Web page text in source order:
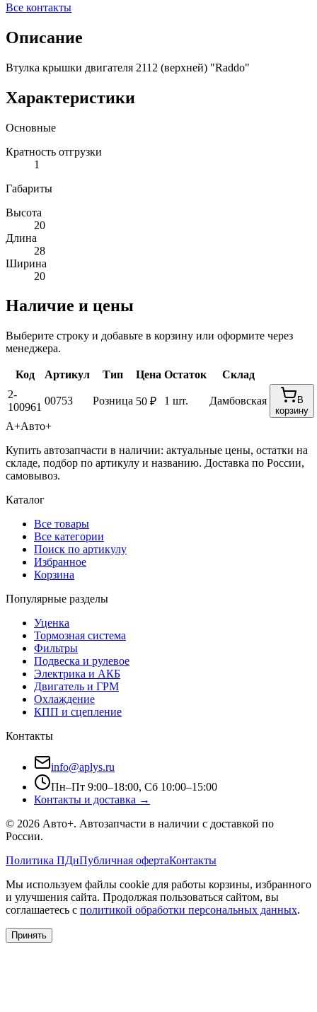
Все контакты
Описание
Втулка крышки двигателя 2112 (верхней) "Raddo"
Характеристики
Основные
Кратность отгрузки
1
Габариты
Высота
20
Длина
28
Ширина
20
Наличие и цены
Выберите строку и добавьте в корзину или оформите через
менеджера.
Код Артикул Тип Цена Остаток
Склад
2-
100961
00753 Розница 50 ₽ 1 шт. Дамбовская
В
корзину
А+Авто+
Купить автозапчасти в наличии: актуальные цены, остатки на
складе, подбор по артикулу и названию. Доставка по России,
самовывоз.
Каталог
Все товары
Все категории
Поиск по артикулу
Избранное
Корзина
Популярные разделы
Уценка
Тормозная система
Фильтры
Подвеска и рулевое
Электрика и АКБ
Двигатель и ГРМ
Охлаждение
КПП и сцепление
Контакты
info@aplys.ru
Пн–Пт 9:00–18:00, Сб 10:00–15:00
Контакты и доставка →
© 2026 Авто+. Автозапчасти в наличии с доставкой по
России.
Политика ПДнПубличная офертаКонтакты
Мы используем файлы cookie для работы корзины, избранного
и улучшения сайта. Продолжая пользоваться сайтом, вы
соглашаетесь с политикой обработки персональных данных.
Принять